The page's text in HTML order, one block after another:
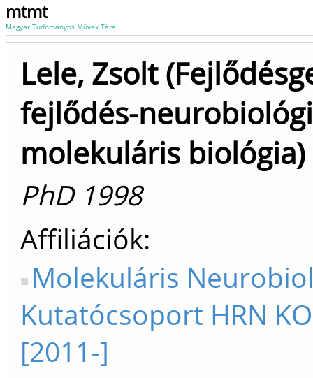
mtmt
Magyar Tudományos Művek Tára
Lele, Zsolt
fejlődés-
molekuláris biológia)
PhD 1998
Affiliációk
Molekuláris
Kutatócsoport HRN
[2011-]